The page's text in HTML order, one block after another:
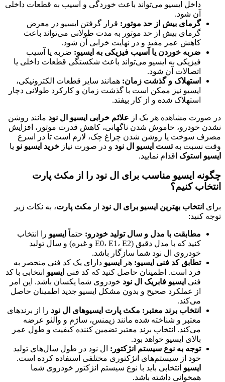
داخل ایسیو می‌تواند باعث خوردگی و آسیب به قطعات داخلی
آن شود.
گرمای بیش از حد موتور: قرار گرفتن ایسیو در معرض
گرمای بیش از حد موتور به مدت طولانی می‌تواند باعث
کاهش عمر مفید و در نهایت خرابی آن شود.
ضربه خوردن یا آسیب فیزیکی به ایسیو: ضربه یا آسیب
فیزیکی به ایسیو می‌تواند باعث شکستگی قطعات داخلی یا
اتصالات آن شود.
استهلاک و گذشت زمان: همانند سایر قطعات الکترونیکی،
ایسیو نیز ممکن است با گذشت زمان و کارکرد طولانی دچار
استهلاک شده و از کار بیفتد.
در صورت مشاهده هر یک از علائم خرابی ایسیو ال نود مانند روشن
نشدن خودرو، خاموش شدن ناگهانی، کاهش قدرت موتور، افزایش
مصرف سوخت یا روشن شدن چراغ چک، لازم است تا در اسرع
وقت نسبت بهتست ایسیو ال نود و در صورت نیاز خرید ایسیو نو یا
ایسیو استوک اقدام نمایید.
چگونه ایسیو مناسب برای ال نود را از مکث پارت
انتخاب کنیم؟
برای انتخاب بهترین ایسیو برای ال نود از مکث پارت، به نکات زیر
توجه کنید:
مطابقت با مدل و سال تولید خودرو: حتماً ایسیو را انتخاب
کنید که با مدل دقیق (E0، E1، E2 و غیره) و سال تولید
خودروی ال نود شما سازگار باشد.
تطابق کد فنی ایسیو: هر ایسیو دارای یک کد فنی منحصر به
فرد است. اطمینان حاصل کنید که کد فنی ایسیو انتخابی با کد
فنی ایسیو فابریک ال نود خودروی شما یکسان باشد. این امر
از عملکرد صحیح و بدون مشکل ایسیو جدید اطمینان حاصل
می‌کند.
انتخاب برند معتبر: مکث پارت ایسیوهای ال نود را از برندهای
معتبر و شناخته شده مانند زیمنس، ساژم و والئو عرضه
می‌کند. انتخاب برند معتبر تضمین کننده کیفیت و طول عمر
بالای ایسیو خواهد بود.
توجه به نوع سیستم انژکتور: ال نود در طول سال‌های تولید
خود از سیستم‌های انژکتوری مختلفی استفاده کرده است.
ایسیو انتخابی باید با نوع سیستم انژکتور خودروی شما
همخوانی داشته باشد.